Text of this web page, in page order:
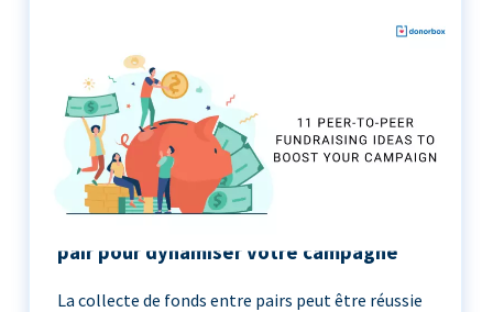
pair pour dynamiser votre campagne
La collecte de fonds entre pairs peut être réussie